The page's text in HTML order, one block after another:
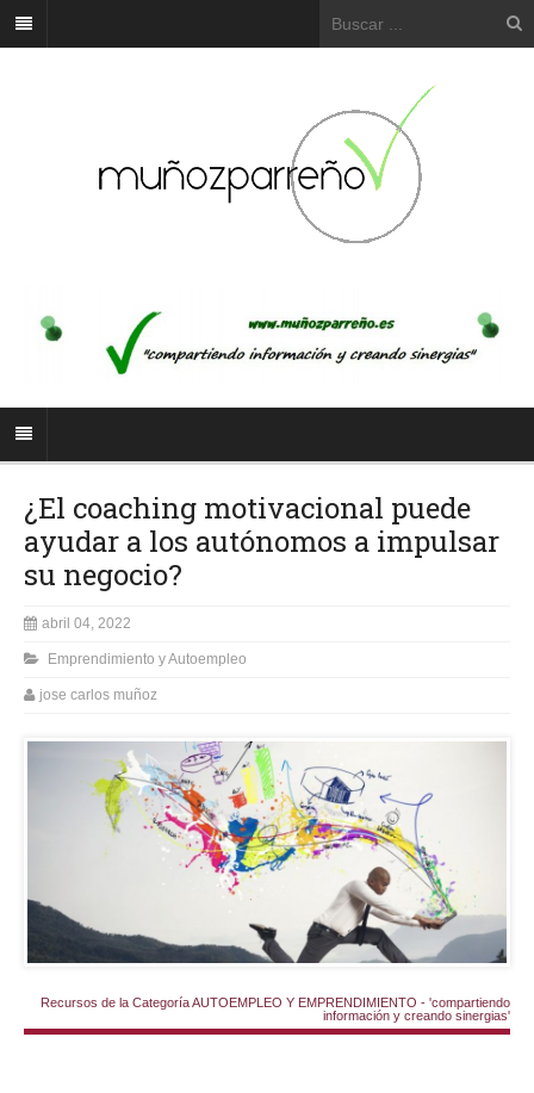
¿El coaching motivacional puede
ayudar a los autónomos a impulsar
su negocio?
abril 04, 2022
Emprendimiento y Autoempleo
jose carlos muñoz
Recursos de la Categoría AUTOEMPLEO Y EMPRENDIMIENTO - 'compartiendo
información y creando sinergias'